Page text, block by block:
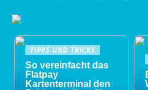
TIPPS UND TRICKS
So vereinfacht das
Flatpay
Kartenterminal den